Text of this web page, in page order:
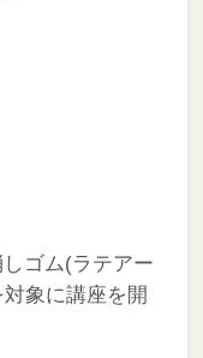
ゴム(ラテアー
象に講座を開